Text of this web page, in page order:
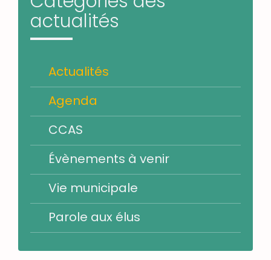
actualités
Actualités
Agenda
CCAS
Évènements à venir
Vie municipale
Parole aux élus